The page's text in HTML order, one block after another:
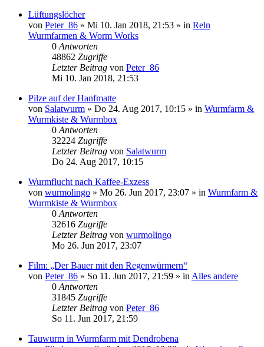
Lüftungslöcher
von Peter_86 » Mi 10. Jan 2018, 21:53 » in Reln
Wurmfarmen & Worm Works
0 Antworten
48862 Zugriffe
Letzter Beitrag von Peter_86
Mi 10. Jan 2018, 21:53
Pilze auf der Hanfmatte
von Salatwurm » Do 24. Aug 2017, 10:15 » in Wurmfarm &
Wurmkiste & Wurmbox
0 Antworten
32224 Zugriffe
Letzter Beitrag von Salatwurm
Do 24. Aug 2017, 10:15
Wurmflucht nach Kaffee-Exzess
von wurmolingo » Mo 26. Jun 2017, 23:07 » in Wurmfarm &
Wurmkiste & Wurmbox
0 Antworten
32616 Zugriffe
Letzter Beitrag von wurmolingo
Mo 26. Jun 2017, 23:07
Film: „Der Bauer mit den Regenwürmern“
von Peter_86 » So 11. Jun 2017, 21:59 » in Alles andere
0 Antworten
31845 Zugriffe
Letzter Beitrag von Peter_86
So 11. Jun 2017, 21:59
Tauwurm in Wurmfarm mit Dendrobena